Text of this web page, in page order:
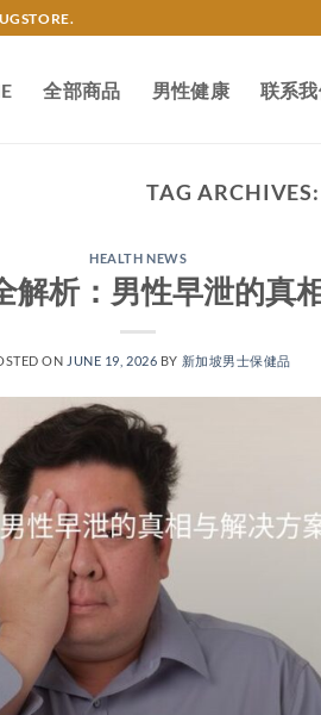
全部商品 男性健康 联系
TAG
HEALTH NEWS
解析：男性早泄的真
ON JUNE 19, 2026 BY 新加坡男士保健品